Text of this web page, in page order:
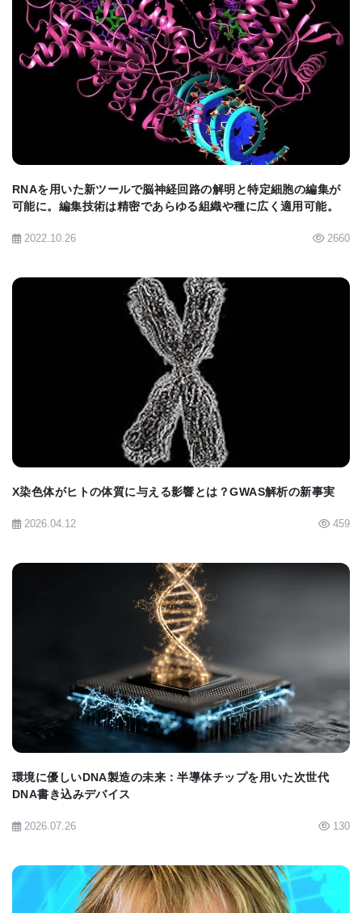
割り当てた。
さらに、始祖の息子、始祖の息子の息子などの直系
男子に同じYIDを割り当て、同じY染色体を持つ男子
が2人以上いるYIDグループは総数で257,252組にの
のY染色体をリストアップしたことになる」と述べ
ている。
の子孫だから、同じY染色体を共有していると想定
される。始祖は、自分の娘、あるいは自分の息子の
娘を通して男系の子孫を持つことは当然考えられる
が、そのような男系子孫には始祖のY染色体が遺伝
されていないと想定される。
研究チームは、Utah Cancer Registryのデータを利
用して、UPDBから出生年と出生州別の前立腺がん
発症率を計算し、次に、その計算結果を各YIDグル
ープの男子数に適用し、それぞれのグループの予想
の実数と前立腺がん患者人数理論値を比較した。研
究チームは、その作業でYIDグループのうち、男子
人口が167人から2,264人までの規模の大きい1,000
グループを抜き出して調べた。
その結果、73のY染色体グループで予想をはるかに
超える前立腺がん発症 (p<0.05) が見られた。あるY
9,750人に達した (つまり、498人が男子直系子孫でY
染色体を共有しており、残りは始祖の娘の息子や始
有するとは想定できない)。
その男子子孫のうち前立腺がん患者は65人 (理論値
BIOMARKET JP
RNAを用いた新ツールで脳神経回路の解明と特定細胞の編集が
可能に。編集技術は精密であらゆる組織や種に広く適用可能。
2022.10.26 2660
BIOMARKET JP
X染色体がヒトの体質に与える影響とは？GWAS解析の新事実
2026.04.12 459
BIOMARKET JP
環境に優しいDNA製造の未来：半導体チップを用いた次世代
DNA書き込みデバイス
2026.07.26 130